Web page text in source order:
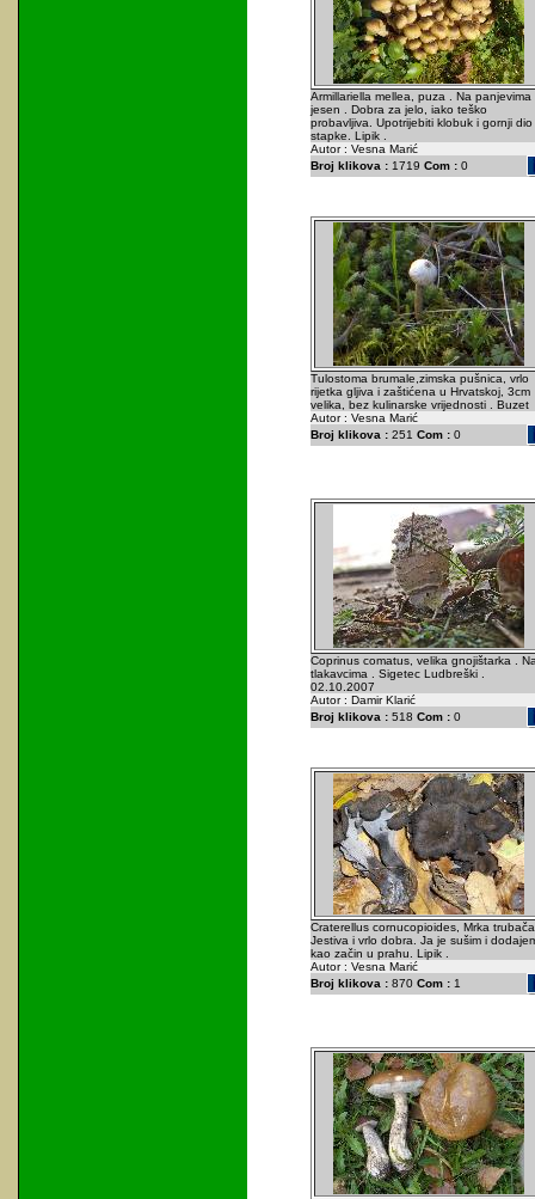
Armillariella mellea, puza . Na panjevima
jesen . Dobra za jelo, iako teško
probavljiva. Upotrijebiti klobuk i gornji dio
stapke. Lipik .
Autor : Vesna Marić
Broj klikova :1719 Com :0
Tulostoma brumale,zimska pušnica, vrlo
rijetka gljiva i zaštićena u Hrvatskoj, 3cm
velika, bez kulinarske vrijednosti . Buzet
Autor : Vesna Marić
Broj klikova :251 Com :0
Coprinus comatus, velika gnojištarka .
tlakavcima . Sigetec Ludbreški .
02.10.2007
Autor : Damir Klarić
Broj klikova :518 Com :0
Craterellus cornucopioides, Mrka
Jestiva i vrlo dobra. Ja je sušim i
kao začin u prahu. Lipik .
Autor : Vesna Marić
Broj klikova :870 Com :1